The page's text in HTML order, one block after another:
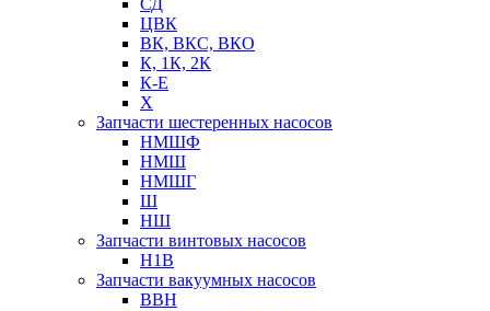
СД
ЦВК
ВК, ВКС, ВКО
К, 1К, 2К
К-Е
Х
Запчасти шестеренных насосов
НМШФ
НМШ
НМШГ
Ш
НШ
Запчасти винтовых насосов
Н1В
Запчасти вакуумных насосов
ВВН